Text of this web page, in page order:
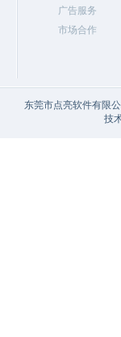
广告服务
市场合作
东莞市点亮软件有限
技